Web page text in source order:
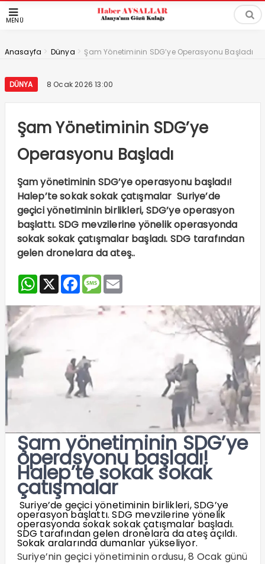
MENÜ
Anasayfa > Dünya > Şam Yönetiminin SDG’ye Operasyonu Başladı
DÜNYA 8 Ocak 2026 13:00
Şam Yönetiminin SDG’ye
Operasyonu Başladı
Şam yönetiminin SDG’ye operasyonu başladı!
Halep’te sokak sokak çatışmalar Suriye’de
geçici yönetiminin birlikleri, SDG’ye operasyon
başlattı. SDG mevzilerine yönelik operasyonda
sokak sokak çatışmalar başladı. SDG tarafından
gelen dronelara da ateş..
WhatsApp
X Facebook
Message
Email
Şam yönetiminin SDG’ye
operasyonu başladı!
Halep’te sokak sokak
çatışmalar
Suriye’de geçici yönetiminin birlikleri, SDG’ye
operasyon başlattı. SDG mevzilerine yönelik
operasyonda sokak sokak çatışmalar başladı.
SDG tarafından gelen dronelara da ateş açıldı.
Sokak aralarında dumanlar yükseliyor.
Suriye’nin geçici yönetiminin ordusu, 8 Ocak günü